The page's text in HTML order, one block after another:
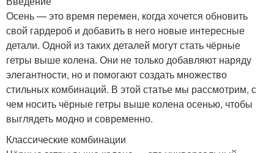
Осень — это время перемен, когда хочется обновить
свой гардероб и добавить в него новые интересные
детали. Одной из таких деталей могут стать чёрные
гетры выше колена. Они не только добавляют наряду
элегантности, но и помогают создать множество
стильных комбинаций. В этой статье мы рассмотрим, с
чем носить чёрные гетры выше колена осенью, чтобы
выглядеть модно и современно.
Классические комбинации